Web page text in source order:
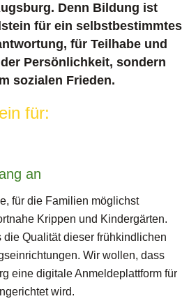
Denn Bildung ist
für ein selbstbestimmtes
für Teilhabe und
Persönlichkeit, sondern
sozialen Frieden.
für:
an
für die Familien möglichst
Krippen und Kindergärten.
Qualität dieser frühkindlichen
Wir wollen, dass
eine digitale Anmeldeplattform für
wird.